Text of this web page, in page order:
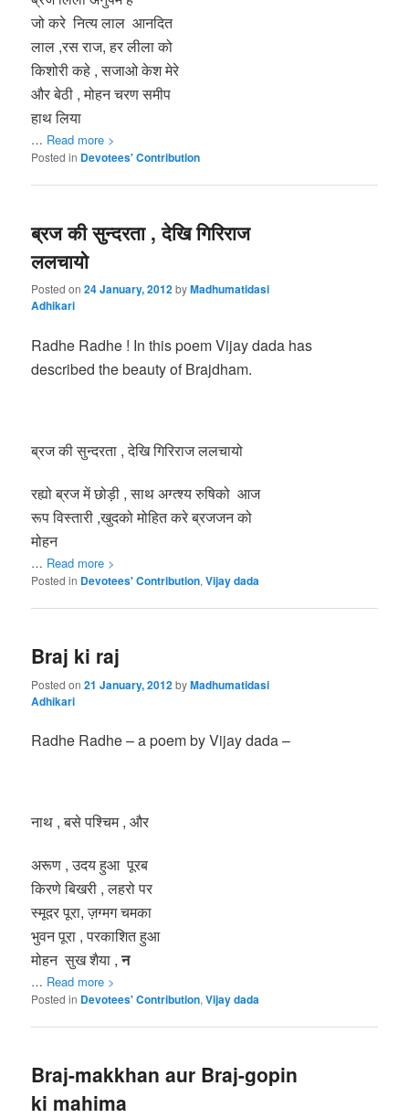
जो करे नित्य लाल आनदित
लाल ,रस राज, हर लीला को
किशोरी कहे , सजाओ केश मेरे
और बेठी , मोहन चरण समीप
हाथ लिया
… Read more >
Posted in Devotees' Contribution
ब्रज की सुन्दरता , देखि गिरिराज
ललचायो
Posted on24 January, 2012byMadhumatidasi
Adhikari
Radhe Radhe ! In this poem Vijay dada has
described the beauty of Brajdham.
ब्रज की सुन्दरता , देखि गिरिराज ललचायो
रह्यो ब्रज में छोड़ी , साथ अग्त्श्य रुषिको आज
रूप विस्तारी ,खुदको मोहित करे ब्रजजन को
मोहन
… Read more >
Posted in Devotees' Contribution,Vijay dada
Braj ki raj
Posted on21 January, 2012byMadhumatidasi
Adhikari
Radhe Radhe – a poem by Vijay dada –
नाथ , बसे पश्चिम , और
अरूण , उदय हुआ पूरब
किरणे बिखरी , लहरो पर
स्मूदर पूरा, ज़ग्मग चमका
भुवन पूरा , परकाशित हुआ
मोहन सुख शैया , न
… Read more >
Posted in Devotees' Contribution,Vijay dada
Braj-makkhan aur Braj-gopin
ki mahima